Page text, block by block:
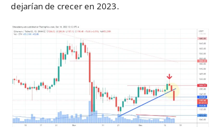
dejarían de crecer en 2023.